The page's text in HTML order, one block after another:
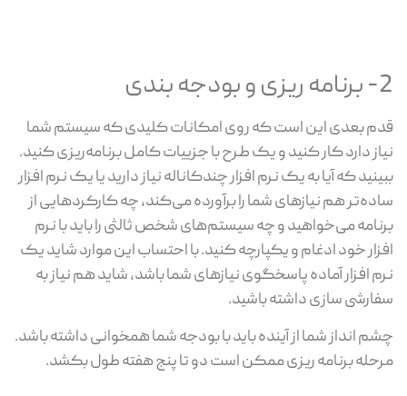
2- برنامه ریزی و بودجه بندی
قدم بعدی این است که روی امکانات کلیدی که سیستم شما
نیاز دارد کار کنید و یک طرح با جزییات کامل برنامه‌ریزی کنید.
ببینید که آیا به یک نرم افزار چندکاناله نیاز دارید یا یک نرم افزار
ساده‌تر هم نیازهای شما را برآورده می‌کند، چه کارکردهایی از
برنامه می‌خواهید و چه سیستم‌های شخص ثالثی را باید با نرم
افزار خود ادغام و یکپارچه کنید. با احتساب این موارد شاید یک
نرم افزار آماده پاسخگوی نیازهای شما باشد، شاید هم نیاز به
سفارشی سازی داشته باشید.
چشم انداز شما از آینده باید با بودجه شما همخوانی داشته باشد.
مرحله برنامه ریزی ممکن است دو تا پنج هفته طول بکشد.